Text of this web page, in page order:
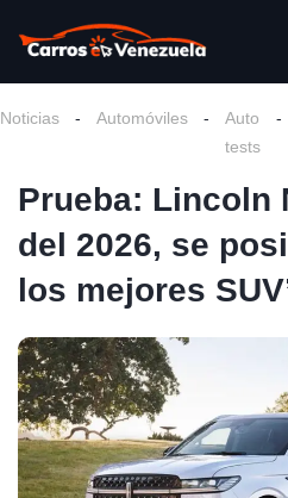
Noticias - Automóviles -
Auto
tests
-
Prueba: Lincoln
del 2026, se
los mejores